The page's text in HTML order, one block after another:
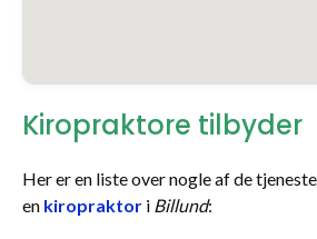
Kiropraktore tilbyder
Her er en liste over nogle af de
en kiropraktor i Billund: